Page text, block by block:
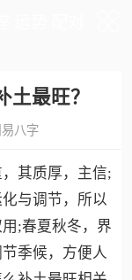
土最旺？
易八字
其质厚，主信;
与调节，所以
;春夏秋冬，界
季候，方便人